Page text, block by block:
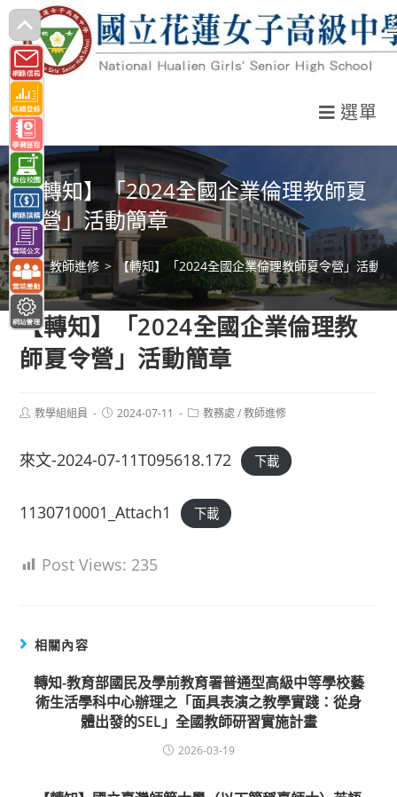
跳
轉
至
主
要
內
容
選單
【轉知】「2024全國企業倫理教師夏
令營」活動簡章
> 教師進修 > 【轉知】「2024全國企業倫理教師夏令營」活動簡
【轉知】「2024全國企業倫理教
師夏令營」活動簡章
Post教學組組員
Post2024-07-11
Post教務處 / 教師進修
來文-2024-07-11T095618.172 下載
1130710001_Attach1 下載
Post Views: 235
相關內容
轉知-教育部國民及學前教育署普通型高級中等學校藝
術生活學科中心辦理之「面具表演之教學實踐：從身
體出發的SEL」全國教師研習實施計畫
2026-03-19